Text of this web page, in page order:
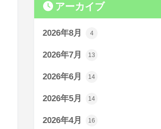
アーカイブ
2026年8月 4
2026年7月 13
2026年6月 14
2026年5月 14
2026年4月 16